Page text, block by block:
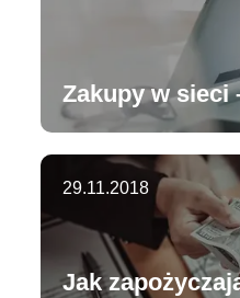
Zakupy w sieci
29.11.2018
Jak